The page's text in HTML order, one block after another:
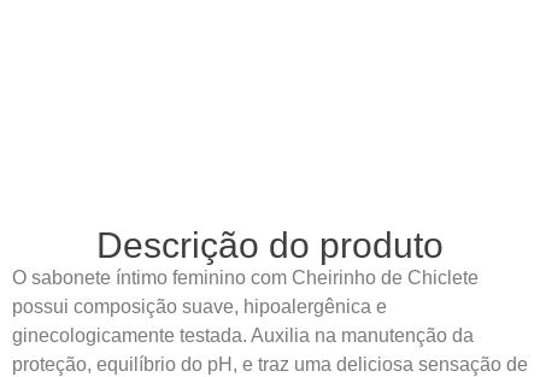
Descrição do produto
O sabonete íntimo feminino com Cheirinho de Chiclete
possui composição suave, hipoalergênica e
ginecologicamente testada. Auxilia na manutenção da
proteção, equilíbrio do pH, e traz uma deliciosa sensação de